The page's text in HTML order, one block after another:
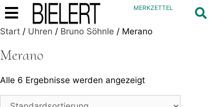
MERKZETTEL
Start / Uhren / Bruno Söhnle / Merano
Merano
Alle 6 Ergebnisse werden angezeigt